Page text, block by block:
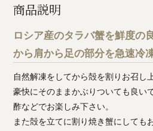
商品説明
ロシア産のタラバ蟹を鮮度の
から肩から足の部分を急速冷
自然解凍をしてから殻を割りお召し
豪快にそのままかぶりついても良い
酢などでお楽しみ下さい。
また殻を立てに割り焼き蟹にしても